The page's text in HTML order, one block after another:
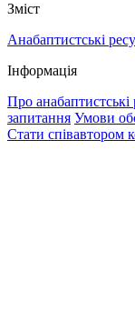
Зміст
Анабаптистські
Інформація
Про анабаптистські
запитання Умови
Стати співавтором